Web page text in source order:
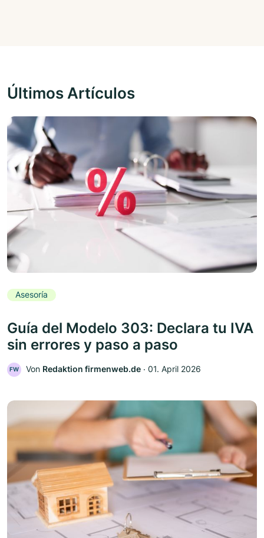
Últimos Artículos
Asesoría
Guía del Modelo 303: Declara tu IVA
sin errores y paso a paso
FW Von Redaktion firmenweb.de ‧ 01. April 2026